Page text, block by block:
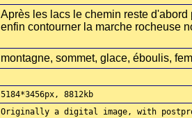
Après les lacs le chemin reste
enfin contourner la marche rocheuse
montagne, sommet, glace, éboulis,
5184*3456px, 8812kb
Originally a digital image, with